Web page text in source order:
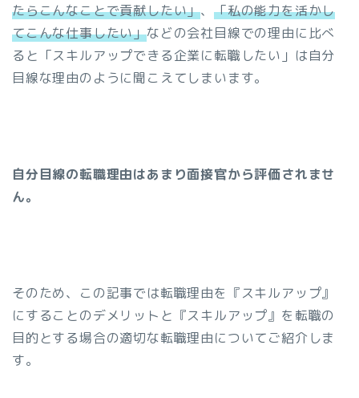
たらこんなことで貢献したい」、「私の能力を活かし
てこんな仕事したい」などの会社目線での理由に比べ
ると「スキルアップできる企業に転職したい」は自分
目線な理由のように聞こえてしまいます。
自分目線の転職理由はあまり面接官から評価されませ
ん。
そのため、この記事では転職理由を『スキルアップ』
にすることのデメリットと『スキルアップ』を転職の
目的とする場合の適切な転職理由についてご紹介しま
す。